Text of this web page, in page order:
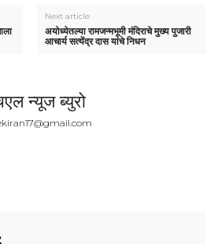
Next article
अयोध्येतल्या रामजन्मभूमी मंदिराचे मुख्य पुजारी
आचार्य सत्येंद्र दास यांचे निधन
न्यूज ब्युरो